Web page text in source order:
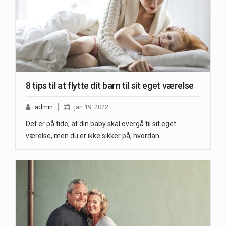
8 tips til at flytte dit barn til sit eget værelse
admin jan 19, 2022
Det er på tide, at din baby skal overgå til sit eget
værelse, men du er ikke sikker på, hvordan…